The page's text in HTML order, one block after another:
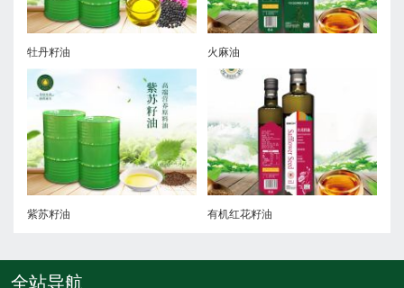
牡丹籽油 火麻油
紫苏籽油 有机红花籽油
全站导航